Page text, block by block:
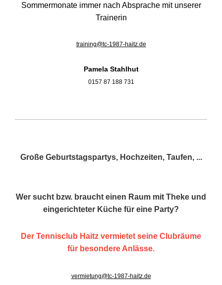
Sommermonate immer nach Absprache mit unserer
Trainerin
training@tc-1987-haitz.de
Pamela Stahlhut
0157 87 188 731
Große Geburtstagspartys, Hochzeiten, Taufen, ...
Wer sucht bzw. braucht einen Raum mit Theke und
eingerichteter Küche für eine Party?
Der Tennisclub Haitz vermietet seine Clubräume
für besondere Anlässe.
vermietung@tc-1987-haitz.de